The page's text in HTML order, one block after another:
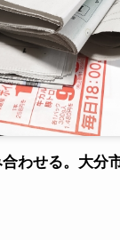
わせる。大分